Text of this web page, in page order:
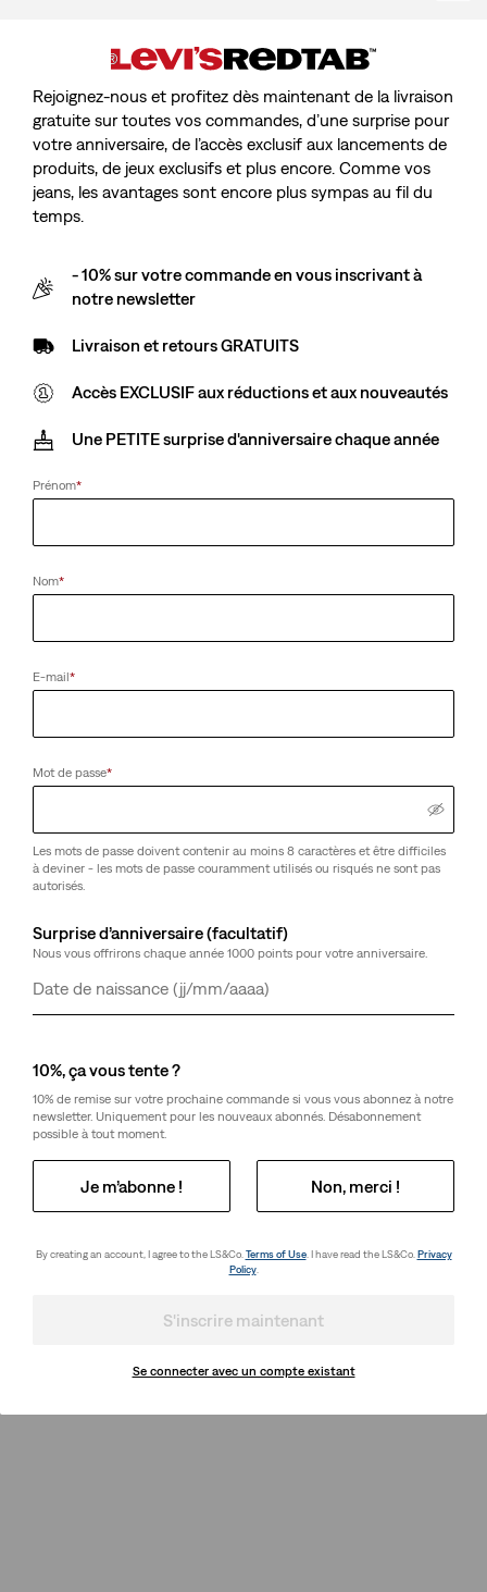
Leg lin
(181)
Price
55,00 €
Original
Price
was
110,00 €
de remise sur le
prix le plus bas 30
jours (77,00 €)
Rejoignez-nous et profitez dès maintenant de la livraison
gratuite sur toutes vos commandes, d’une surprise pour
votre anniversaire, de l’accès exclusif aux lancements de
produits, de jeux exclusifs et plus encore. Comme vos
jeans, les avantages sont encore plus sympas au fil du
temps.
- 10% sur votre commande en vous inscrivant à
notre newsletter
Livraison et retours GRATUITS
Accès EXCLUSIF aux réductions et aux nouveautés
Une PETITE surprise d'anniversaire chaque année
Prénom*
Nom*
E-mail*
Mot de passe*
Les mots de passe doivent contenir au moins 8 caractères et être difficiles
à deviner - les mots de passe couramment utilisés ou risqués ne sont pas
autorisés.
Surprise d’anniversaire (facultatif)
Nous vous offrirons chaque année 1000 points pour votre anniversaire.
Jour
Mois
Année
10%, ça vous tente ?
10% de remise sur votre prochaine commande si vous vous abonnez à notre
newsletter. Uniquement pour les nouveaux abonnés. Désabonnement
possible à tout moment.
Je m’abonne ! Non, merci !
By creating an account, I agree to the LS&Co.Terms of Use. I have read the LS&Co. Privacy
Policy.
S'inscrire maintenant
Se connecter avec un compte existant